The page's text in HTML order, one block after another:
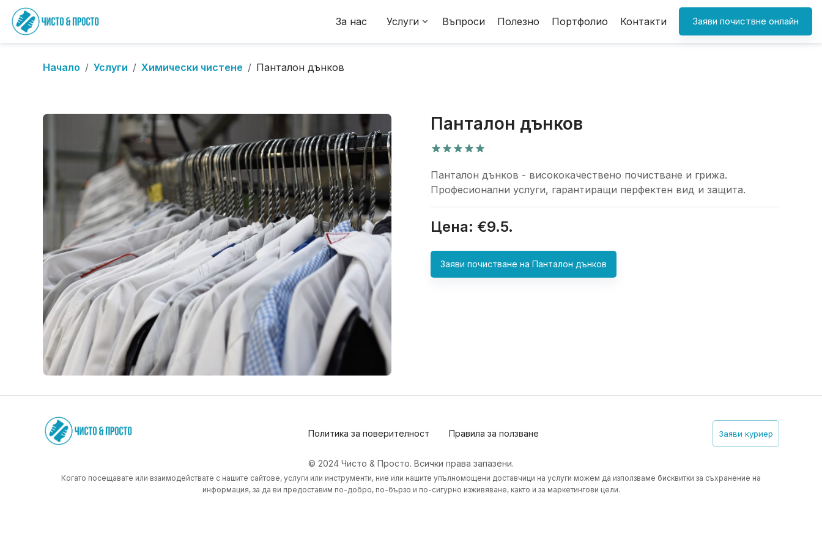
За нас Услуги Въпроси Полезно Портфолио Контакти Заяви почиствне онлайн
Начало / Услуги / Химически чистене / Панталон дънков
Панталон дънков
Панталон дънков - висококачествено почистване и грижа.
Професионални услуги, гарантиращи перфектен вид и защита.
Цена: €9.5.
Заяви почистване на Панталон дънков
Политика за поверителност Правила за ползване Заяви куриер
© 2024 Чисто & Просто. Всички права запазени.
Когато посещавате или взаимодействате с нашите сайтове, услуги или инструменти, ние или нашите упълномощени доставчици на услуги можем да използваме бисквитки за съхранение на
информация, за да ви предоставим по-добро, по-бързо и по-сигурно изживяване, както и за маркетингови цели.